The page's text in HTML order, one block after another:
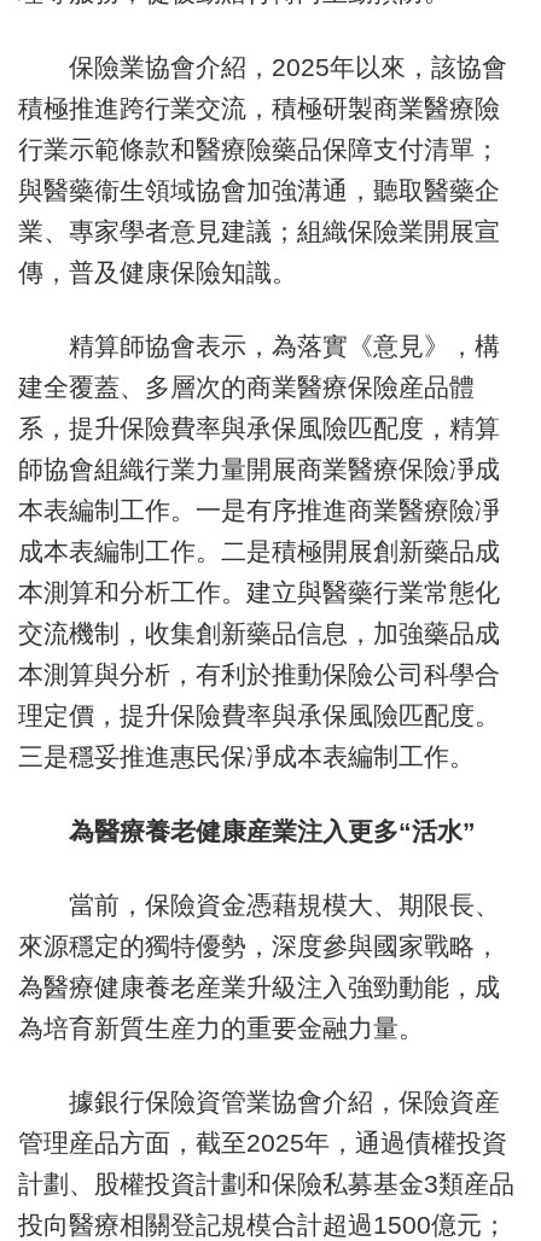
保險業協會介紹，2025年以來，該協會
積極推進跨行業交流，積極研製商業醫療險
行業示範條款和醫療險藥品保障支付清單；
與醫藥衞生領域協會加強溝通，聽取醫藥企
業、專家學者意見建議；組織保險業開展宣
傳，普及健康保險知識。
精算師協會表示，為落實《意見》，構
建全覆蓋、多層次的商業醫療保險産品體
系，提升保險費率與承保風險匹配度，精算
師協會組織行業力量開展商業醫療保險凈成
本表編制工作。一是有序推進商業醫療險凈
成本表編制工作。二是積極開展創新藥品成
本測算和分析工作。建立與醫藥行業常態化
交流機制，收集創新藥品信息，加強藥品成
本測算與分析，有利於推動保險公司科學合
理定價，提升保險費率與承保風險匹配度。
三是穩妥推進惠民保凈成本表編制工作。
為醫療養老健康産業注入更多“活水”
當前，保險資金憑藉規模大、期限長、
來源穩定的獨特優勢，深度參與國家戰略，
為醫療健康養老産業升級注入強勁動能，成
為培育新質生産力的重要金融力量。
據銀行保險資管業協會介紹，保險資産
管理産品方面，截至2025年，通過債權投資
計劃、股權投資計劃和保險私募基金3類産品
投向醫療相關登記規模合計超過1500億元；